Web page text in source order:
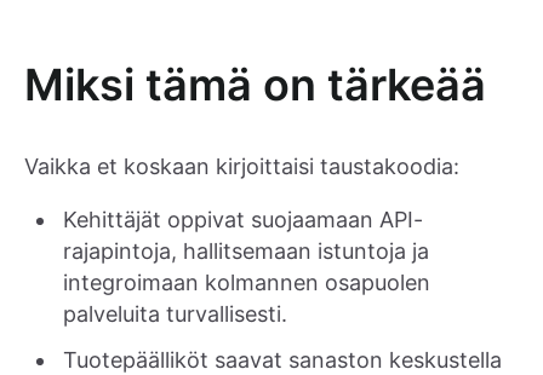
Miksi tämä on tärkeää
Vaikka et koskaan kirjoittaisi taustakoodia:
Kehittäjät oppivat suojaamaan API-
rajapintoja, hallitsemaan istuntoja ja
integroimaan kolmannen osapuolen
palveluita turvallisesti.
Tuotepäälliköt saavat sanaston keskustella